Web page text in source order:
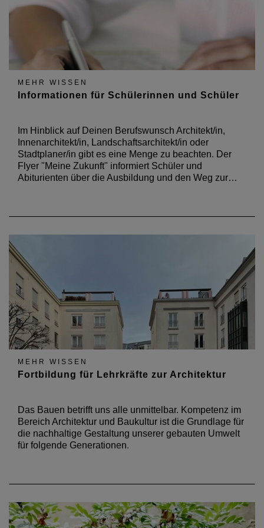
MEHR WISSEN
Informationen für Schülerinnen und Schüler
Im Hinblick auf Deinen Berufswunsch Architekt/in,
Innenarchitekt/in, Landschaftsarchitekt/in oder
Stadtplaner/in gibt es eine Menge zu beachten. Der
Flyer "Meine Zukunft" informiert Schüler und
Abiturienten über die Ausbildung und den Weg zur…
MEHR WISSEN
Fortbildung für Lehrkräfte zur Architektur
Das Bauen betrifft uns alle unmittelbar. Kompetenz im
Bereich Architektur und Baukultur ist die Grundlage für
die nachhaltige Gestaltung unserer gebauten Umwelt
für folgende Generationen.